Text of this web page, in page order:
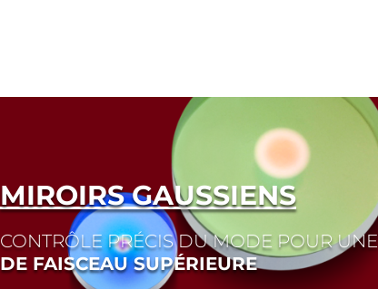
MIROIRS GAUSSIENS
CONTRÔLE PRÉCIS DU MODE POUR UNE
DE FAISCEAU SUPÉRIEURE